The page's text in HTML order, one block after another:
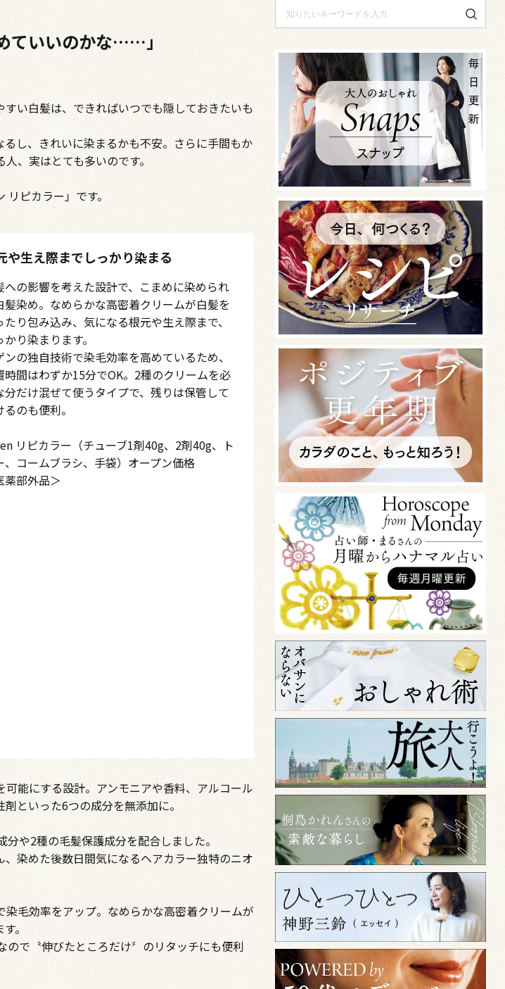
ていいのかな……」
い白髪は、できればいつでも隠しておきたいも
し、きれいに染まるかも不安。さらに手間もか
、実はとても多いのです。
ピカラー」です。
や生え際までしっかり染まる
への影響を考えた設計で、こまめに染められ
髪染め。なめらかな高密着クリームが白髪を
たり包み込み、気になる根元や生え際まで、
かり染まります。
ンの独自技術で染毛効率を高めているため、
時間はわずか15分でOK。2種のクリームを必
分だけ混ぜて使うタイプで、残りは保管して
るのも便利。
リピカラー（チューブ1剤40g、2剤40g、ト
、コームブラシ、手袋）オープン価格
薬部外品＞
能にする設計。アンモニアや香料、アルコール
といった6つの成分を無添加に。
や2種の毛髪保護成分を配合しました。
染めた後数日間気になるヘアカラー独特のニオ
毛効率をアップ。なめらかな高密着クリームが
。
で〝伸びたところだけ〞のリタッチにも便利